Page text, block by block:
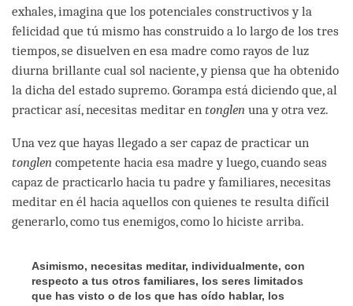
exhales, imagina que los potenciales constructivos y la
felicidad que tú mismo has construido a lo largo de los tres
tiempos, se disuelven en esa madre como rayos de luz
diurna brillante cual sol naciente, y piensa que ha obtenido
la dicha del estado supremo. Gorampa está diciendo que, al
practicar así, necesitas meditar en tonglen una y otra vez.
Una vez que hayas llegado a ser capaz de practicar un
tonglen competente hacia esa madre y luego, cuando seas
capaz de practicarlo hacia tu padre y familiares, necesitas
meditar en él hacia aquellos con quienes te resulta difícil
generarlo, como tus enemigos, como lo hiciste arriba.
Asimismo, necesitas meditar, individualmente, con
respecto a tus otros familiares, los seres limitados
que has visto o de los que has oído hablar, los